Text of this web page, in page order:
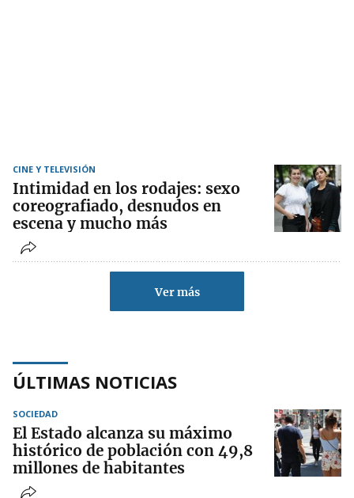
CINE Y TELEVISIÓN
Intimidad en los rodajes: sexo
coreografiado, desnudos en
escena y mucho más
Ver más
ÚLTIMAS NOTICIAS
SOCIEDAD
El Estado alcanza su máximo
histórico de población con 49,8
millones de habitantes